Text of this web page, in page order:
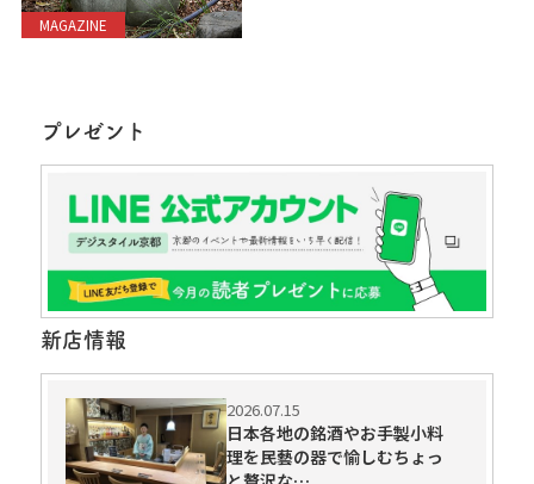
MAGAZINE
プレゼント
新店情報
2026.07.15
日本各地の銘酒やお手製小料
理を民藝の器で愉しむちょっ